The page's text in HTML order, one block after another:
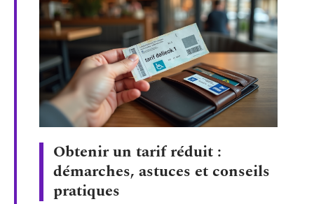
Obtenir un tarif réduit :
démarches, astuces et conseils
pratiques